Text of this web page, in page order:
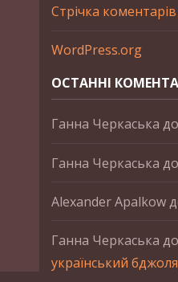
Стрічка коментарів
WordPress.org
ОСТАННІ
Ганна Черкаська до
Ганна Черкаська до
Alexander Apalkow
Ганна Черкаська до
український